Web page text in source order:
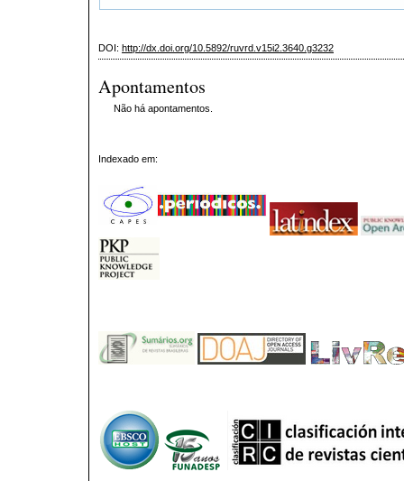
DOI: http://dx.doi.org/10.5892/ruvrd.v15i2.3640.g3232
Apontamentos
Não há apontamentos.
Indexado em: